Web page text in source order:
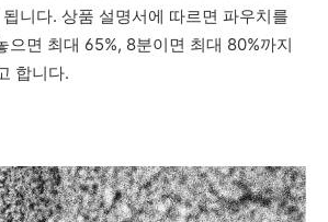
니다. 상품 설명서에 따르면 파우치를
으면 최대 65%, 8분이면 최대 80%까지
합니다.